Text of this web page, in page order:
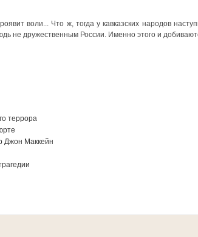
воли... Что ж, тогда у кавказских народов
не дружественным России. Именно этого и
террора
Джон Маккейн